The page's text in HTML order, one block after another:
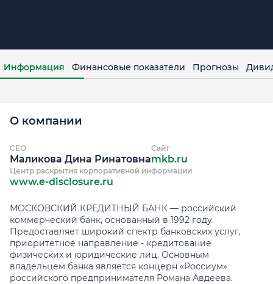
Информация Финансовые показатели Прогнозы
О компании
CEO
Маликова Дина Ринатовна
Сайт
mkb.ru
Центр раскрытия корпоративной информации
www.e-disclosure.ru
МОСКОВСКИЙ КРЕДИТНЫЙ БАНК — российский
коммерческий банк, основанный в 1992 году.
Предоставляет широкий спектр банковских услуг,
приоритетное направление - кредитование
физических и юридические лиц. Основным
владельцем банка является концерн «Россиум»
российского предпринимателя Романа Авдеева.